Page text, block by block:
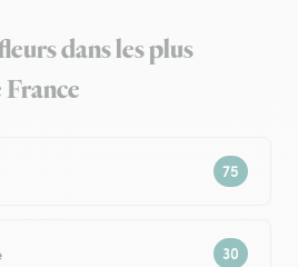
dans les plus